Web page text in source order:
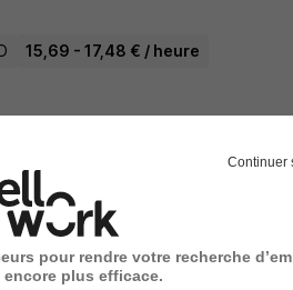
15,69 - 17,48 € / heure
Employe de Rayon
Continuer
pour rendre votre recherche
plus efficace.